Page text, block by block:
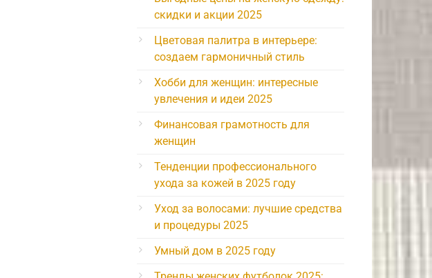
скидки и акции 2025
Цветовая палитра в интерьере:
создаем гармоничный стиль
Хобби для женщин: интересные
увлечения и идеи 2025
Финансовая грамотность для
женщин
Тенденции профессионального
ухода за кожей в 2025 году
Уход за волосами: лучшие средства
и процедуры 2025
Умный дом в 2025 году